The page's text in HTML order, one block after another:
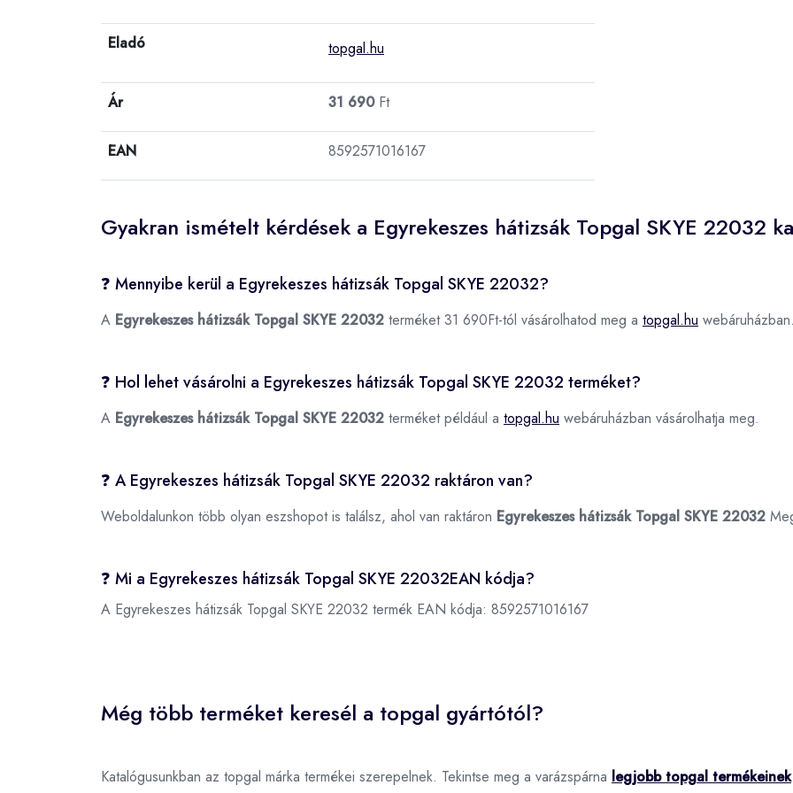
Eladó topgal.hu
Ár 31 690Ft
EAN 8592571016167
Gyakran ismételt kérdések a Egyrekeszes hátizsák Topgal SKYE 22032
❓ Mennyibe kerül a Egyrekeszes hátizsák Topgal SKYE 22032?
A Egyrekeszes hátizsák Topgal SKYE 22032 terméket 31 690Ft-tól vásárolhatod meg a topgal.hu webáruházban.
❓ Hol lehet vásárolni a Egyrekeszes hátizsák Topgal SKYE 22032 terméket?
A Egyrekeszes hátizsák Topgal SKYE 22032 terméket például a topgal.hu webáruházban vásárolhatja meg.
❓ A Egyrekeszes hátizsák Topgal SKYE 22032 raktáron van?
Weboldalunkon több olyan eszshopot is találsz, ahol van raktáron Egyrekeszes hátizsák Topgal SKYE 22032
❓ Mi a Egyrekeszes hátizsák Topgal SKYE 22032EAN kódja?
A Egyrekeszes hátizsák Topgal SKYE 22032 termék EAN kódja: 8592571016167
Még több terméket keresél a topgal gyártótól?
Katalógusunkban az topgal márka termékei szerepelnek. Tekintse meg a varázspárna legjobb topgal termékeinek